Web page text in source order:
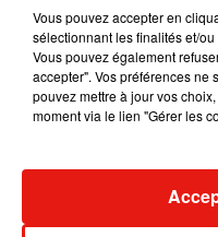
7 août
7 août
Vous pouvez accepter en
sélectionnant les finalités et/
Vous pouvez également
accepter". Vos préférences ne
pouvez mettre à jour vos
moment via le lien "Gérer les